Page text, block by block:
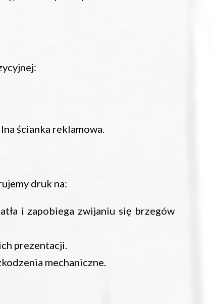
ścianka reklamowa.
druk na:
i zapobiega zwijaniu się brzegów
prezentacji.
mechaniczne.